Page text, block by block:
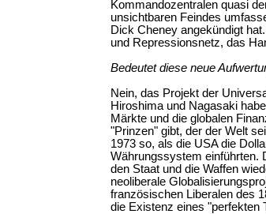
Kommandozentralen quasi
unsichtbaren Feindes
Dick Cheney angekündigt
und Repressionsnetz, das
Bedeutet diese neue
Nein, das Projekt der
Hiroshima und Nagasaki
Märkte und die globalen
"Prinzen" gibt, der der Welt
1973 so, als die USA die
Währungssystem einführten.
den Staat und die Waffen
neoliberale
französischen Liberalen des
die Existenz eines "perfekten